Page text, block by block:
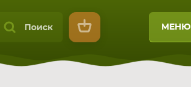
Поиск МЕНЮ